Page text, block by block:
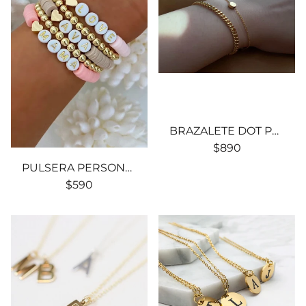
PULSERA PERSONALIZADA CERAMICA AMASADA
$590
BRAZALETE DOT PERSONALIZADO EN ACERO
$890